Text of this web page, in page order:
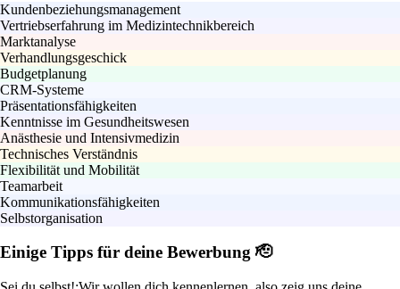
Kundenbeziehungsmanagement
Vertriebserfahrung im Medizintechnikbereich
Marktanalyse
Verhandlungsgeschick
Budgetplanung
CRM-Systeme
Präsentationsfähigkeiten
Kenntnisse im Gesundheitswesen
Anästhesie und Intensivmedizin
Technisches Verständnis
Flexibilität und Mobilität
Teamarbeit
Kommunikationsfähigkeiten
Selbstorganisation
Einige Tipps für deine Bewerbung 🫡